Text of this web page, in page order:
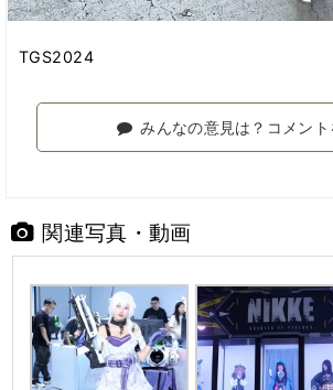
TGS2024
みんなの意見は？コメント
関連写真・動画